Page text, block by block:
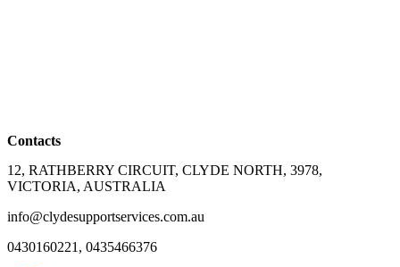
Contacts
12, RATHBERRY CIRCUIT, CLYDE NORTH, 3978,
VICTORIA, AUSTRALIA
info@clydesupportservices.com.au
0430160221, 0435466376